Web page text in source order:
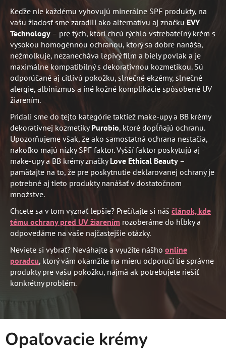
Keďže nie každému vyhovujú minerálne SPF produkty, na
vašu žiadosť sme zaradili ako alternatívu aj značku EVY
Technology – pre tých, ktorí chcú rýchlo vstrebateľný krém s
vysokou homogénnou ochranou, ktorý sa dobre nanáša,
nežmolkuje, nezanecháva lepivý film a biely povlak a je
maximálne kompatibilný s dekoratívnou kozmetikou. Sú
odporúčané aj citlivú pokožku, slnečné ekzémy, slnečné
alergie, albinizmus a iné kožné komplikácie spôsobené UV
žiarením.
Pridali sme do tejto kategórie taktiež make-upy a BB krémy
dekoratívnej kozmetikyPurobio, ktoré dopĺňajú ochranu.
Upozorňujeme však, že ako samostatná ochrana nestačia,
nakoľko majú nízky SPF faktor. Vyšší faktor poskytujú aj
make-upy a BB krémy značkyLove Ethical Beauty –
pamätajte na to, že pre poskytnutie deklarovanej ochrany je
potrebné aj tieto produkty nanášať v dostatočnom
množstve.
Chcete sa v tom vyznať lepšie? Prečítajte si náš článok, kde
tému ochrany pred UV žiarením rozoberáme do hĺbky a
odpovedáme na vaše najčastejšie otázky.
Neviete si vybrať? Neváhajte a využite nášho online
poradcu, ktorý vám okamžite na mieru odporučí tie správne
produkty pre vašu pokožku, najmä ak potrebujete riešiť
konkrétny problém.
Opaľovacie krémy